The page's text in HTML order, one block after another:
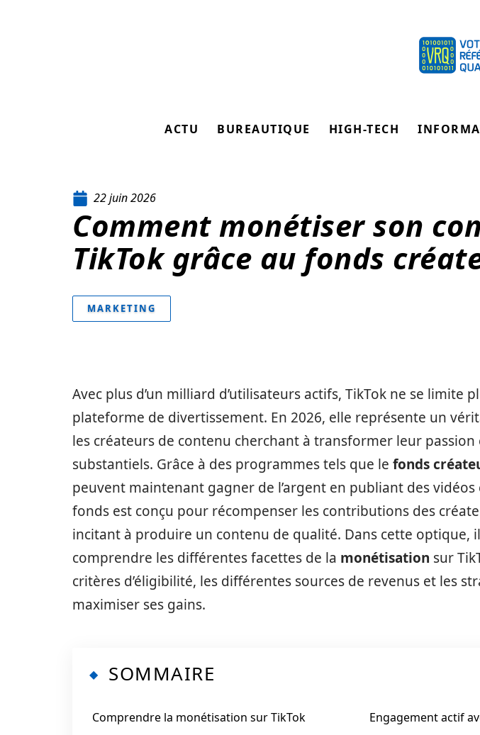
ACTU BUREAUTIQUE HIGH-TECH
22 juin 2026
Comment monétiser son
TikTok grâce au fonds
MARKETING
Avec plus d’un milliard d’utilisateurs actifs, TikTok ne se limite
plateforme de divertissement. En 2026, elle représente un
les créateurs de contenu cherchant à transformer leur passion
substantiels. Grâce à des programmes tels que le fonds
peuvent maintenant gagner de l’argent en publiant des vidéos
fonds est conçu pour récompenser les contributions des
incitant à produire un contenu de qualité. Dans cette optique,
comprendre les différentes facettes de la monétisation sur
critères d’éligibilité, les différentes sources de revenus et les
maximiser ses gains.
SOMMAIRE
Comprendre la monétisation sur TikTok
Engagement actif